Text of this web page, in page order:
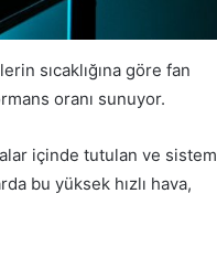
sıcaklığına göre fan
oranı sunuyor.
içinde tutulan ve sistem
bu yüksek hızlı hava,